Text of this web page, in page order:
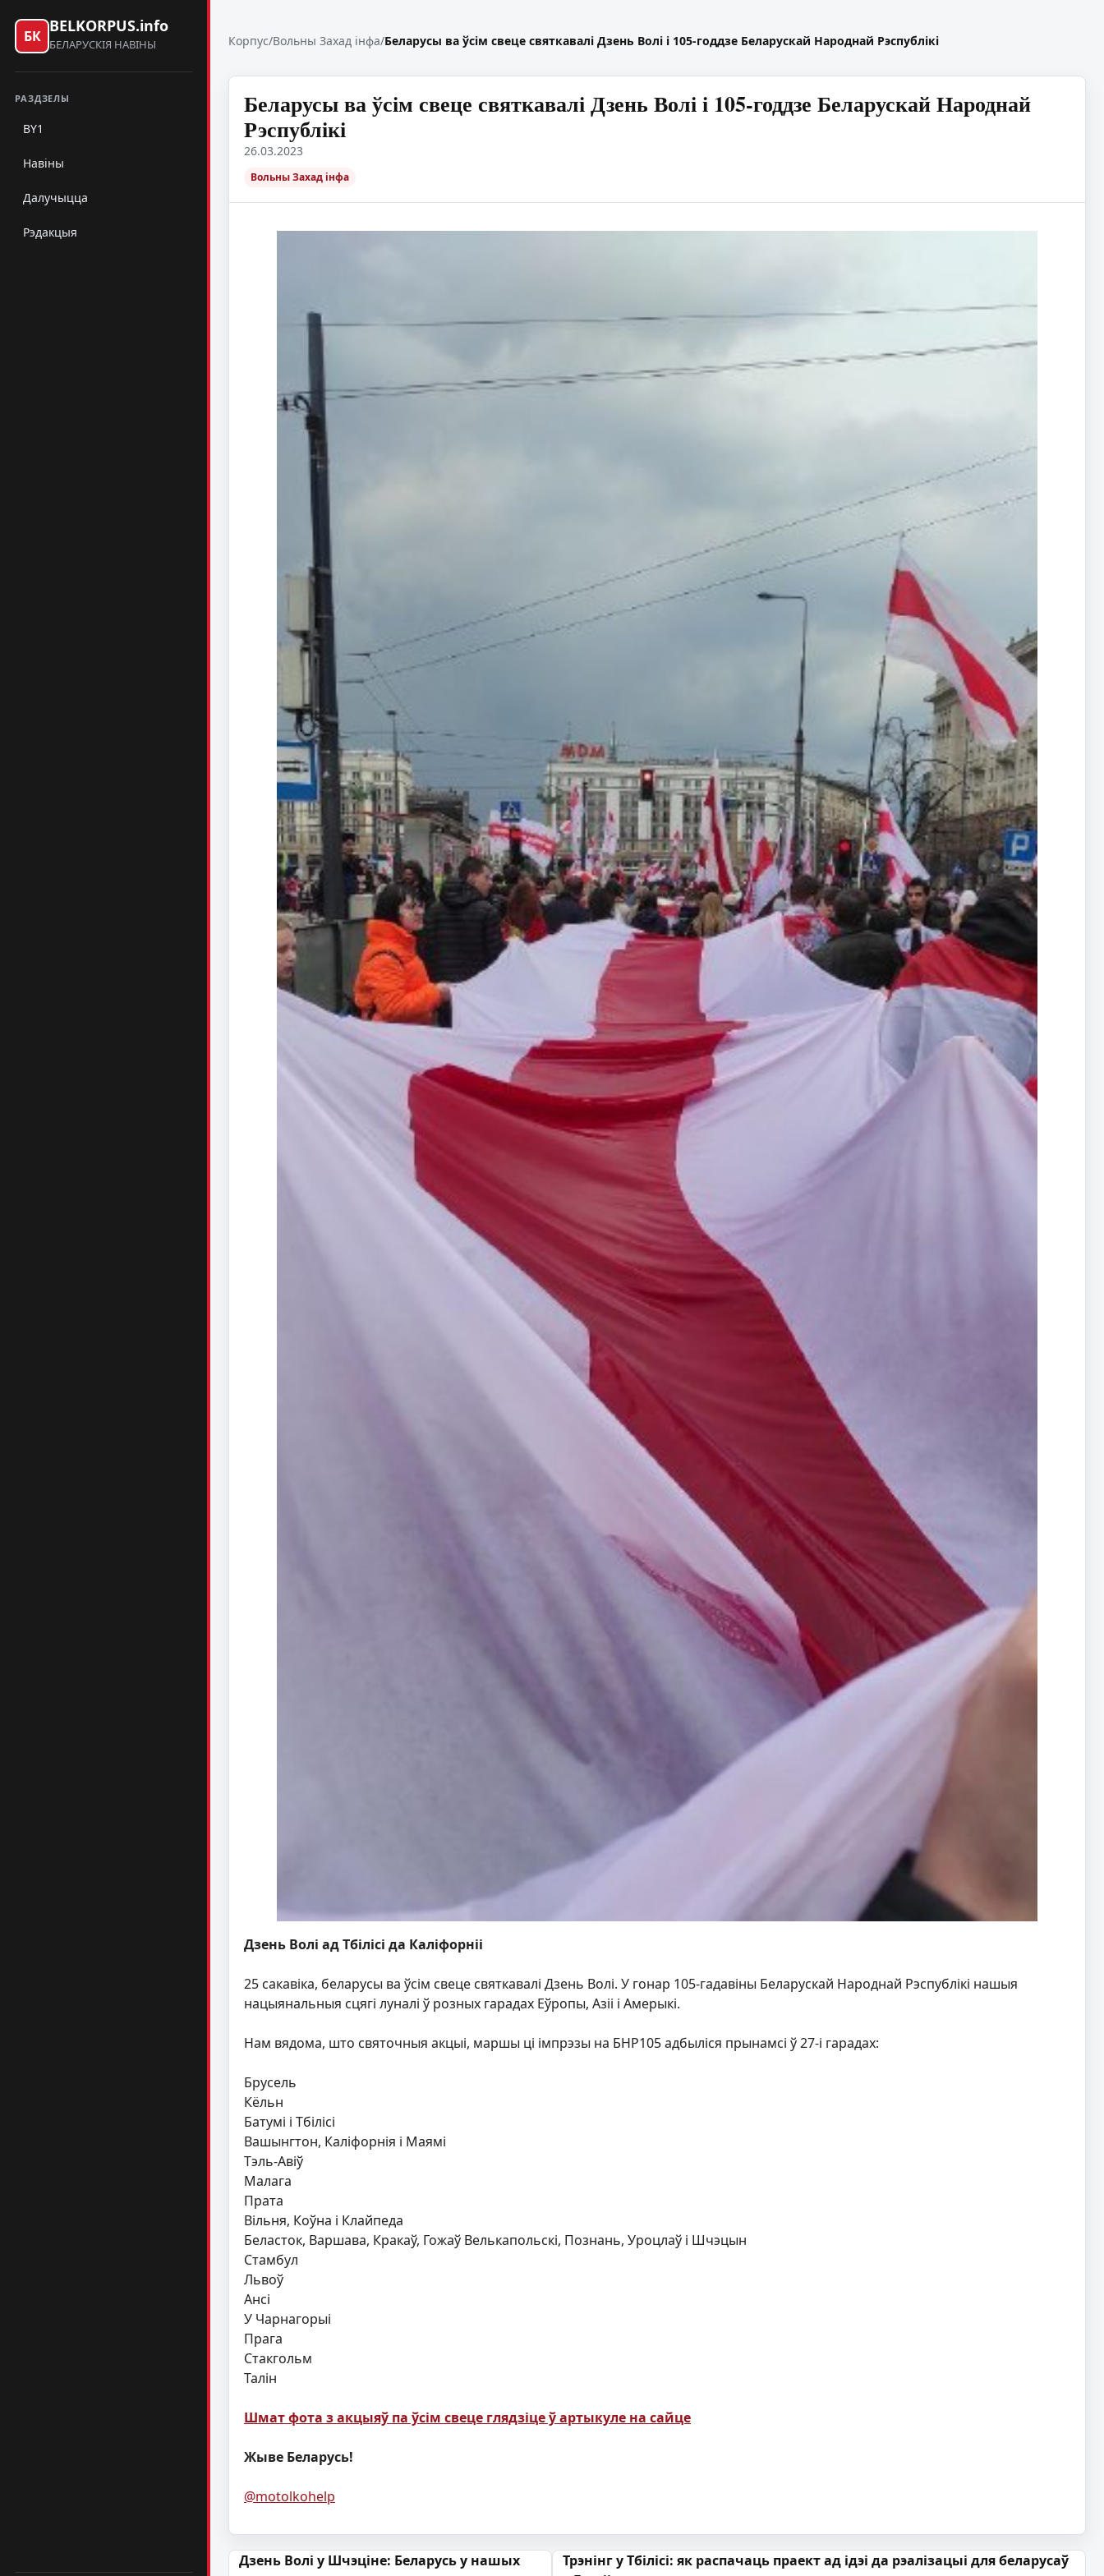
БК
BELKORPUS.info
БЕЛАРУСКІЯ НАВІНЫ
РАЗДЗЕЛЫ
BY1
Навіны
Далучыцца
Рэдакцыя
Корпус/Вольны Захад інфа/Беларусы ва ўсім свеце святкавалі Дзень Волі і 105-годдзе Беларускай Народнай Рэспублікі
Беларусы ва ўсім свеце святкавалі Дзень Волі і 105-годдзе Беларускай Народнай
Рэспублікі
26.03.2023
Вольны Захад інфа
Дзень Волі ад Тбілісі да Каліфорніі
25 сакавіка, беларусы ва ўсім свеце святкавалі Дзень Волі. У гонар 105-гадавіны Беларускай Народнай Рэспублікі нашыя
нацыянальныя сцягі луналі ў розных гарадах Еўропы, Азіі і Амерыкі.
Нам вядома, што святочныя акцыі, маршы ці імпрэзы на БНР105 адбыліся прынамсі ў 27-і гарадах:
Брусель
Кёльн
Батумі і Тбілісі
Вашынгтон, Каліфорнія і Маямі
Тэль-Авіў
Малага
Прата
Вільня, Коўна і Клайпеда
Беласток, Варшава, Кракаў, Гожаў Велькапольскі, Познань, Уроцлаў і Шчэцын
Стамбул
Львоў
Ансі
У Чарнагорыі
Прага
Стакгольм
Талін
Шмат фота з акцыяў па ўсім свеце глядзіце ў артыкуле на сайце
Жыве Беларусь!
@motolkohelp
Навігацыя па запісах
Дзень Волі у Шчэціне: Беларусь у нашых
Трэнінг у Тбілісі: як распачаць праект ад ідэі да рэалізацыі для беларусаў